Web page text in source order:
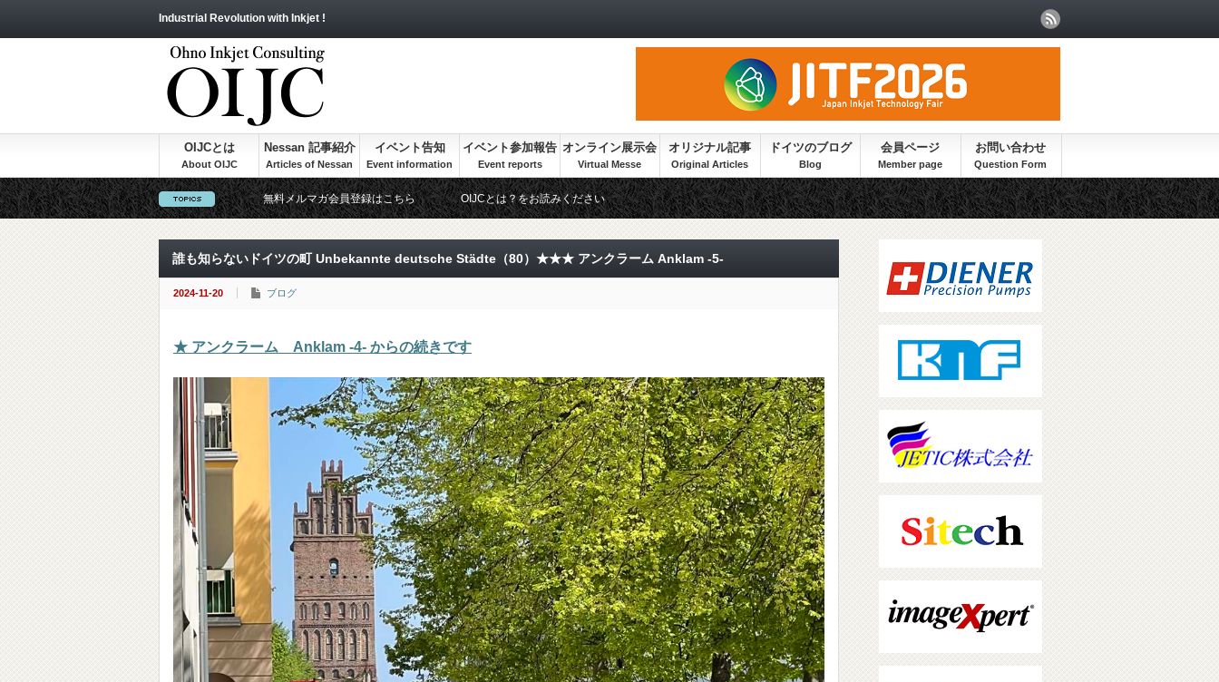
Industrial Revolution with Inkjet !
OIJCとは Nessan 記事紹介 イベント告知 イベント参加報告 オンライン展示会 オリジナル記事 ドイツのブログ 会員ページ お問い合わせ
無料メルマガ会員登録はこちら OIJCとは？をお読みください
誰も知らないドイツの町 Unbekannte deutsche Städte（80）★★★ アンクラーム Anklam -5-
2024-11-20 ブログ
★ アンクラーム Anklam -4- からの続きです